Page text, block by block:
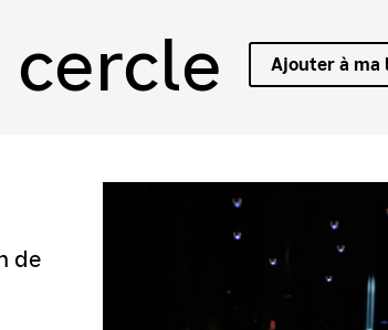
Ajouter à ma
de